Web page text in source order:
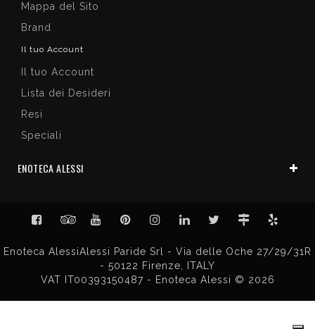
Mappa del Sito
Brand
Il tuo Account
Il tuo Account
Lista dei Desideri
Resi
Speciali
ENOTECA ALESSI
Enoteca AlessiAlessi Paride Srl - Via delle Oche 27/29/31R
- 50122 Firenze, ITALY
VAT IT00393150487 - Enoteca Alessi © 2026